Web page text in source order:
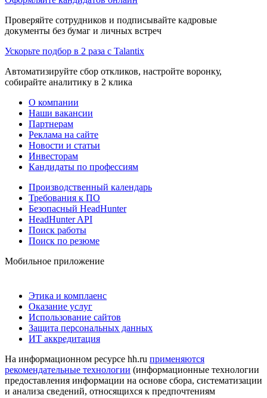
Проверяйте сотрудников и подписывайте кадровые
документы без бумаг и личных встреч
Ускорьте подбор в 2 раза с Talantix
Автоматизируйте сбор откликов, настройте воронку,
собирайте аналитику в 2 клика
О компании
Наши вакансии
Партнерам
Реклама на сайте
Новости и статьи
Инвесторам
Кандидаты по профессиям
Производственный календарь
Требования к ПО
Безопасный HeadHunter
HeadHunter API
Поиск работы
Поиск по резюме
Мобильное приложение
Этика и комплаенс
Оказание услуг
Использование сайтов
Защита персональных данных
ИТ аккредитация
На информационном ресурсе hh.ru применяются
рекомендательные технологии (информационные технологии
предоставления информации на основе сбора, систематизации
и анализа сведений, относящихся к предпочтениям